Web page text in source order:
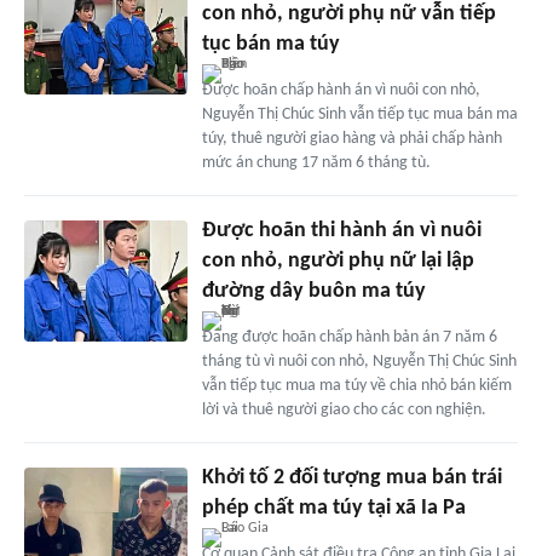
con nhỏ, người phụ nữ vẫn tiếp
tục bán ma túy
Được hoãn chấp hành án vì nuôi con nhỏ,
Nguyễn Thị Chúc Sinh vẫn tiếp tục mua bán ma
túy, thuê người giao hàng và phải chấp hành
mức án chung 17 năm 6 tháng tù.
Được hoãn thi hành án vì nuôi
con nhỏ, người phụ nữ lại lập
đường dây buôn ma túy
Đang được hoãn chấp hành bản án 7 năm 6
tháng tù vì nuôi con nhỏ, Nguyễn Thị Chúc Sinh
vẫn tiếp tục mua ma túy về chia nhỏ bán kiếm
lời và thuê người giao cho các con nghiện.
Khởi tố 2 đối tượng mua bán trái
phép chất ma túy tại xã Ia Pa